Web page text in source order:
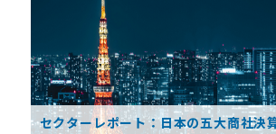
セクターレポート：日本の五大商社決